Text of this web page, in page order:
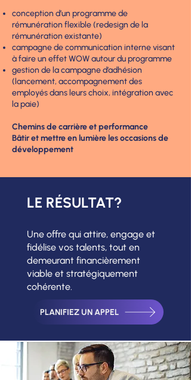
conception d’un programme de
rémunération flexible (redesign de la
rémunération existante)
campagne de communication interne visant
à faire un effet WOW autour du programme
gestion de la campagne d’adhésion
(lancement, accompagnement des
employés dans leurs choix, intégration avec
la paie)
Chemins de carrière et performance
Bâtir et mettre en lumière les occasions de
développement
LE RÉSULTAT?
Une offre qui attire, engage et
fidélise vos talents, tout en
demeurant financièrement
viable et stratégiquement
cohérente.
PLANIFIEZ UN APPEL